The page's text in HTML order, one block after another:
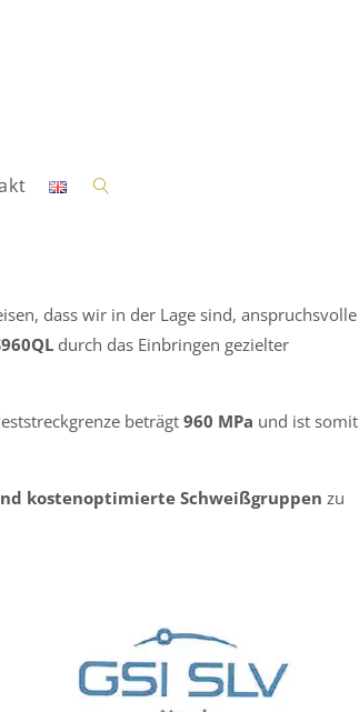
Können wir!
dass wir in der Lage sind, anspruchsvolle
durch das Einbringen gezielter
beträgt 960 MPa und ist somit
kostenoptimierte Schweißgruppen zu